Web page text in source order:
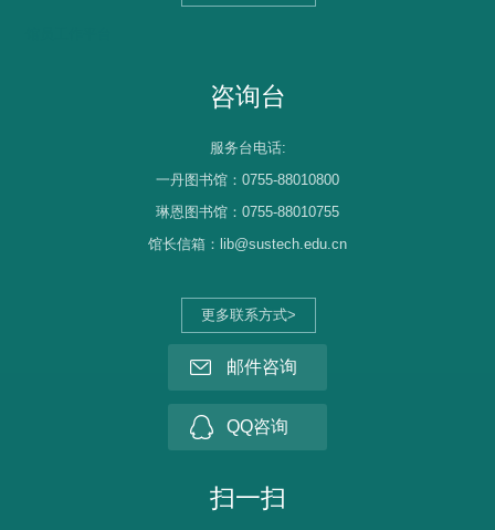
咨询台
更多联系方式>
服务台电话:
一丹图书馆：0755-88010800
琳恩图书馆：0755-88010755
馆长信箱：lib@sustech.edu.cn
邮件咨询
QQ咨询
扫一扫